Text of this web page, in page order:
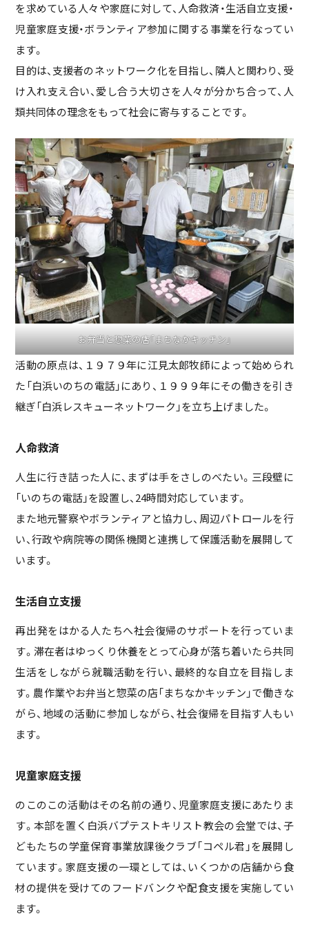
を求めている人々や家庭に対して、人命救済・生活自立支援・
児童家庭支援・ボランティア参加に関する事業を行なってい
ます。
目的は、支援者のネットワーク化を目指し、隣人と関わり、受
け入れ支え合い、愛し合う大切さを人々が分かち合って、人
類共同体の理念をもって社会に寄与することです。
お弁当と惣菜の店「まちなかキッチン」
活動の原点は、１９７９年に江見太郎牧師によって始められ
た「白浜いのちの電話」にあり、１９９９年にその働きを引き
継ぎ「白浜レスキューネットワーク」を立ち上げました。
人命救済
人生に行き詰った人に、まずは手をさしのべたい。三段壁に
「いのちの電話」を設置し、24時間対応しています。
また地元警察やボランティアと協力し、周辺パトロールを行
い、行政や病院等の関係機関と連携して保護活動を展開して
います。
生活自立支援
再出発をはかる人たちへ社会復帰のサポートを行っていま
す。滞在者はゆっくり休養をとって心身が落ち着いたら共同
生活をしながら就職活動を行い、最終的な自立を目指しま
す。農作業やお弁当と惣菜の店「まちなかキッチン」で働きな
がら、地域の活動に参加しながら、社会復帰を目指す人もい
ます。
児童家庭支援
のこのこの活動はその名前の通り、児童家庭支援にあたりま
す。本部を置く白浜バプテストキリスト教会の会堂では、子
どもたちの学童保育事業放課後クラブ「コペル君」を展開し
ています。家庭支援の一環としては、いくつかの店舗から食
材の提供を受けてのフードバンクや配食支援を実施してい
ます。